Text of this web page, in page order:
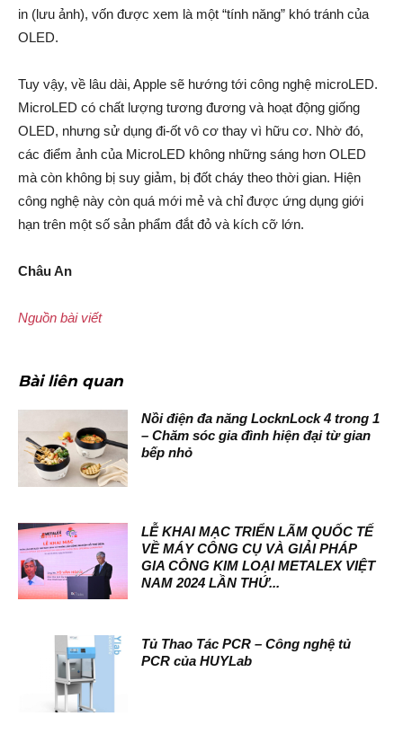
in (lưu ảnh), vốn được xem là một “tính năng” khó tránh của
OLED.
Tuy vậy, về lâu dài, Apple sẽ hướng tới công nghệ microLED.
MicroLED có chất lượng tương đương và hoạt động giống
OLED, nhưng sử dụng đi-ốt vô cơ thay vì hữu cơ. Nhờ đó,
các điểm ảnh của MicroLED không những sáng hơn OLED
mà còn không bị suy giảm, bị đốt cháy theo thời gian. Hiện
công nghệ này còn quá mới mẻ và chỉ được ứng dụng giới
hạn trên một số sản phẩm đắt đỏ và kích cỡ lớn.
Châu An
Nguồn bài viết
Bài liên quan
Nồi điện đa năng LocknLock 4 trong 1
– Chăm sóc gia đình hiện đại từ gian
bếp nhỏ
LỄ KHAI MẠC TRIỂN LÃM QUỐC TẾ
VỀ MÁY CÔNG CỤ VÀ GIẢI PHÁP
GIA CÔNG KIM LOẠI METALEX VIỆT
NAM 2024 LẦN THỨ...
Tủ Thao Tác PCR – Công nghệ tủ
PCR của HUYLab